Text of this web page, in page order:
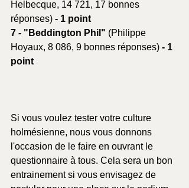
Helbecque, 14 721, 17 bonnes
réponses) - 1 point
7 - "Beddington Phil" (Philippe
Hoyaux, 8 086, 9 bonnes réponses) - 1
point
Si vous voulez tester votre culture
holmésienne, nous vous donnons
l'occasion de le faire en ouvrant le
questionnaire à tous. Cela sera un bon
entrainement si vous envisagez de